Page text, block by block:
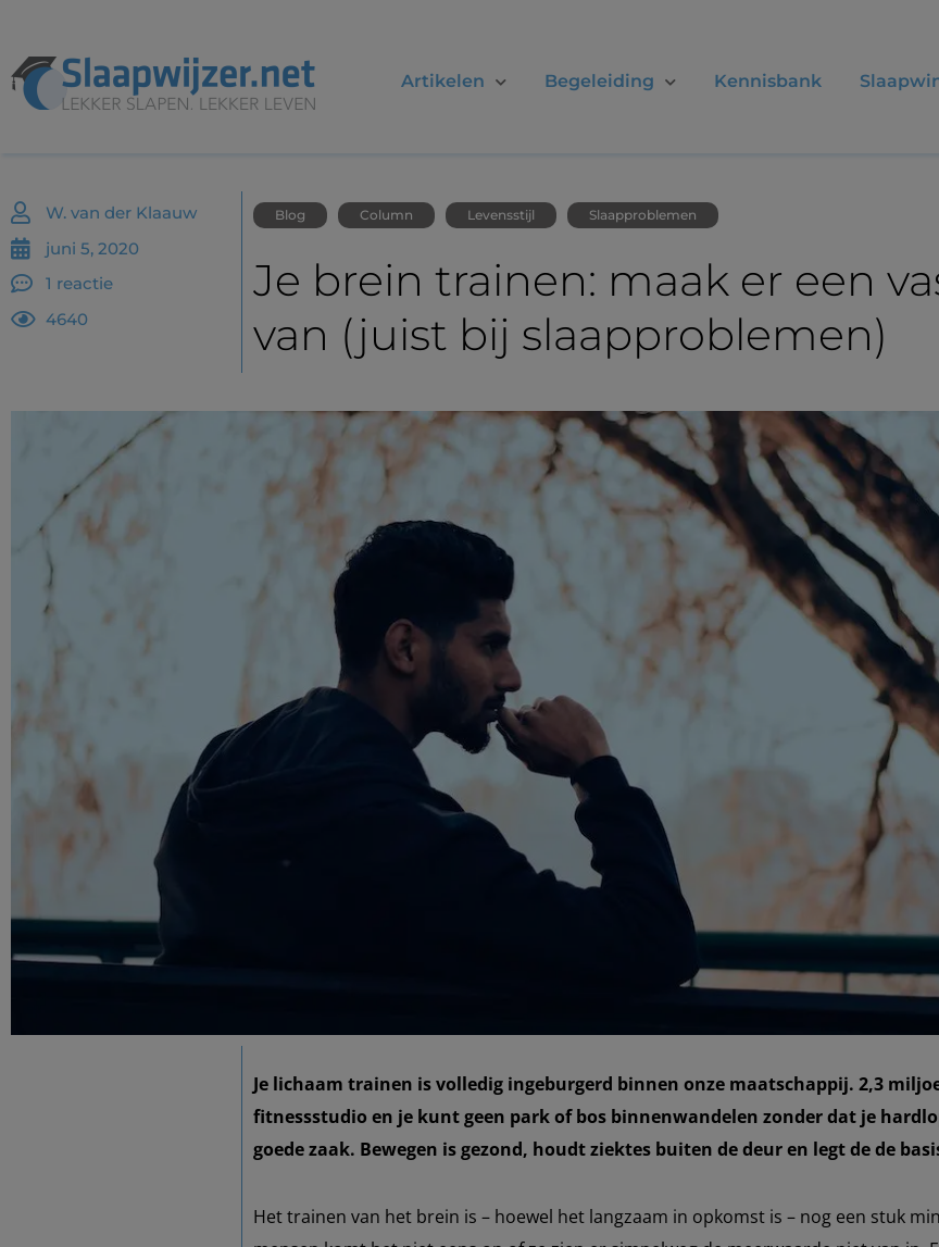
Artikelen Begeleiding Kennisbank
W. van der Klaauw
juni 5, 2020
1 reactie
4640
Blog Column Levensstijl Slaapproblemen
Je brein trainen: maak er een
van (juist bij slaapproblemen)
Je lichaam trainen is volledig ingeburgerd binnen onze maatschappij. 2,3
fitnessstudio en je kunt geen park of bos binnenwandelen zonder dat je
goede zaak. Bewegen is gezond, houdt ziektes buiten de deur en legt de de
Het trainen van het brein is – hoewel het langzaam in opkomst is – nog een stuk